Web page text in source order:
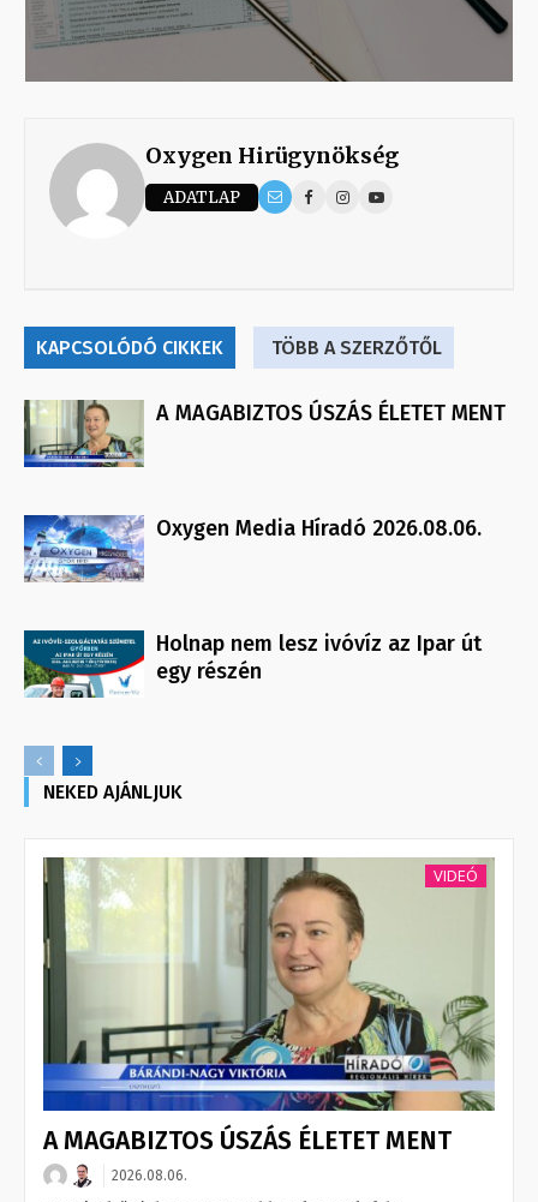
Oxygen Hirügynökség
ADATLAP
KAPCSOLÓDÓ CIKKEK TÖBB A SZERZŐTŐL
A MAGABIZTOS ÚSZÁS ÉLETET MENT
Oxygen Media Híradó 2026.08.06.
Holnap nem lesz ivóvíz az Ipar út
egy részén
NEKED AJÁNLJUK
VIDEÓ
A MAGABIZTOS ÚSZÁS ÉLETET MENT
2026.08.06.